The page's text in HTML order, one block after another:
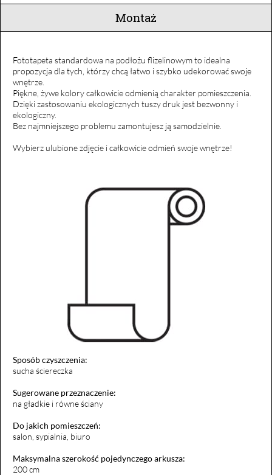
Montaż
Fototapeta standardowa na podłożu flizelinowym to idealna
propozycja dla tych, którzy chcą łatwo i szybko udekorować swoje
wnętrze.
Piękne, żywe kolory całkowicie odmienią charakter pomieszczenia.
Dzięki zastosowaniu ekologicznych tuszy druk jest bezwonny i
ekologiczny.
Bez najmniejszego problemu zamontujesz ją samodzielnie.
Wybierz ulubione zdjęcie i całkowicie odmień swoje wnętrze!
Sposób czyszczenia:
sucha ściereczka
Sugerowane przeznaczenie:
na gładkie i równe ściany
Do jakich pomieszczeń:
salon, sypialnia, biuro
Maksymalna szerokość pojedynczego arkusza:
200 cm